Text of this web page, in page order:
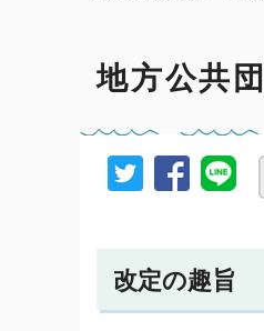
地方公共
改定の趣旨